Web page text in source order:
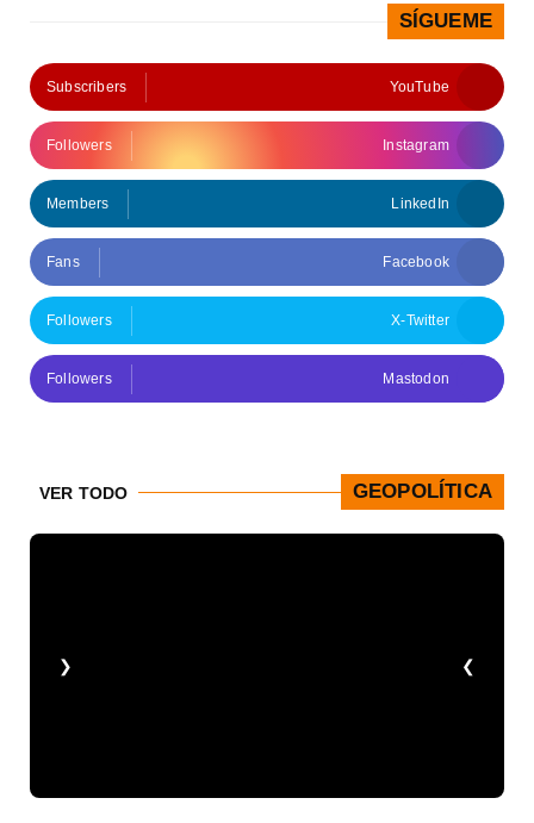
SÍGUEME
YouTube
Subscribers
Instagram
Followers
LinkedIn
Members
Facebook
Fans
X-Twitter
Followers
Mastodon
Followers
GEOPOLÍTICA
VER TODO
❮ ❯